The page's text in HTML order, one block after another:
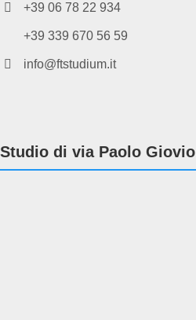
+39 06 78 22 934
+39 339 670 56 59
info@ftstudium.it
Studio di via Paolo Giovio